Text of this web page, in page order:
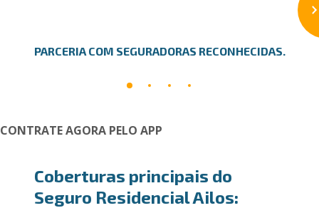
PARCERIA COM SEGURADORAS RECONHECIDAS.
CONTRATE AGORA PELO APP
Coberturas principais do
Seguro Residencial Ailos: